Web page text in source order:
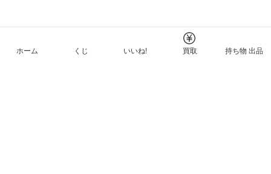
ホーム くじ いいね! 買取 持ち物 出品